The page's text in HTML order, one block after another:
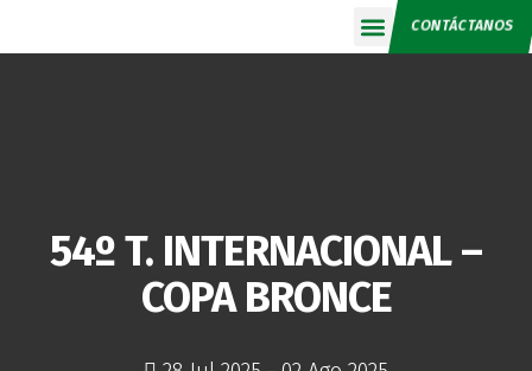
CONTÁCTANOS
54º T. INTERNACIONAL –
COPA BRONCE